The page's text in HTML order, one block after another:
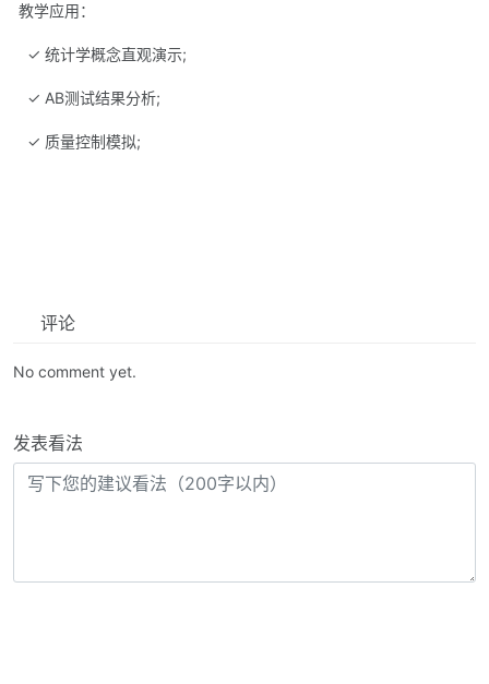
教学应用：
✓ 统计学概念直观演示;
✓ AB测试结果分析;
✓ 质量控制模拟;
评论
No comment yet.
发表看法